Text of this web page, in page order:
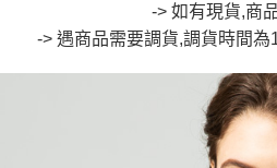
-> 如有現貨,商
-> 遇商品需要調貨,調貨時間